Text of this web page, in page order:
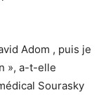
Adom , puis je
», a-t-elle
Sourasky